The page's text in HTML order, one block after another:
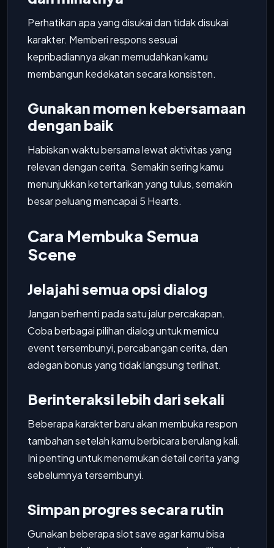
Perhatikan apa yang disukai dan tidak disukai
karakter. Memberi respons sesuai
kepribadiannya akan memudahkan kamu
membangun kedekatan secara konsisten.
Gunakan momen kebersamaan
dengan baik
Habiskan waktu bersama lewat aktivitas yang
relevan dengan cerita. Semakin sering kamu
menunjukkan ketertarikan yang tulus, semakin
besar peluang mencapai 5 Hearts.
Cara Membuka Semua
Scene
Jelajahi semua opsi dialog
Jangan berhenti pada satu jalur percakapan.
Coba berbagai pilihan dialog untuk memicu
event tersembunyi, percabangan cerita, dan
adegan bonus yang tidak langsung terlihat.
Berinteraksi lebih dari sekali
Beberapa karakter baru akan membuka respon
tambahan setelah kamu berbicara berulang kali.
Ini penting untuk menemukan detail cerita yang
sebelumnya tersembunyi.
Simpan progres secara rutin
Gunakan beberapa slot save agar kamu bisa